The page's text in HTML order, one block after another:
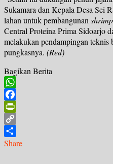
Sukamara dan Kepala Desa Sei
lahan untuk pembangunan
Central Proteina Prima Sidoarjo
melakukan pendampingan teknis
pungkasnya. (Red)
Bagikan Berita
WhatsApp
Facebook
PrintFriendly
Copy
Link
Share